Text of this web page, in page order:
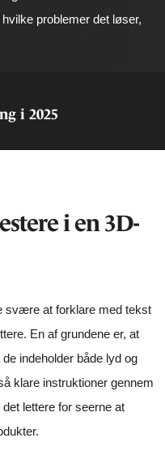
problemer det løser,
i 2025
i en 3D-
svære at forklare med tekst
En af grundene er, at
indeholder både lyd og
klare instruktioner gennem
lettere for seerne at